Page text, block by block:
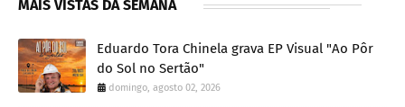
MAIS VISTAS DA SEMANA
Eduardo Tora Chinela grava EP Visual "Ao Pôr
do Sol no Sertão"
domingo, agosto 02, 2026